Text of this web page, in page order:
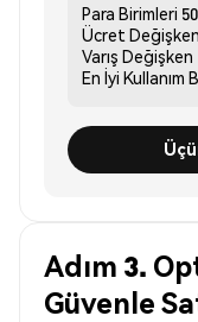
Para Birimleri
Ücret Değişken
Varış Değişken
En İyi Kullanım
Adım 3.
Güvenle